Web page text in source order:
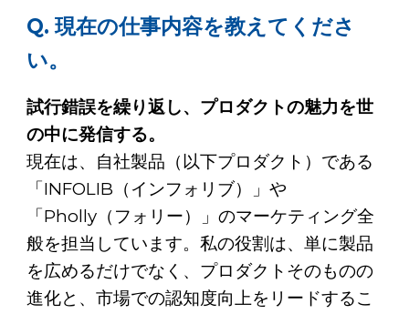
Q. 現在の仕事内容を教えてくださ
い。
試行錯誤を繰り返し、プロダクトの魅力を世
の中に発信する。
現在は、自社製品（以下プロダクト）である
「INFOLIB（インフォリブ）」や
「Pholly（フォリー）」のマーケティング全
般を担当しています。私の役割は、単に製品
を広めるだけでなく、プロダクトそのものの
進化と、市場での認知度向上をリードするこ